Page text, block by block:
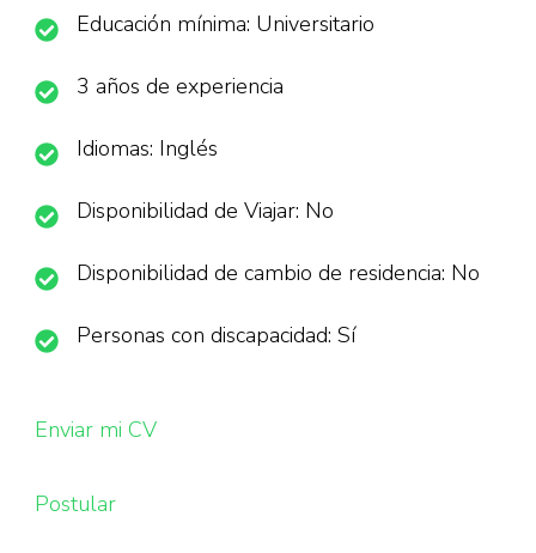
Educación mínima: Universitario
3 años de experiencia
Idiomas: Inglés
Disponibilidad de Viajar: No
Disponibilidad de cambio de residencia: No
Personas con discapacidad: Sí
Enviar mi CV
Postular